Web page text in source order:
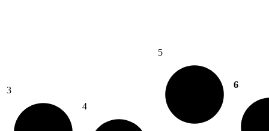
3
4
5
6